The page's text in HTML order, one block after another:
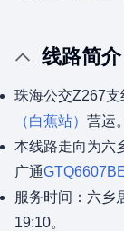
线路简介
珠海公交Z267支
（白蕉站） 营运。
本线路走向为六
广通
服务时间：六乡
19:10。